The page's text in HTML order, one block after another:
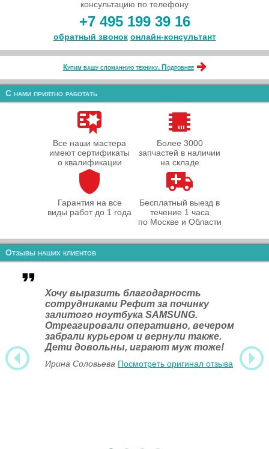
консультацию по телефону
+7 495 199 39 16
обратный звонок онлайн‑консультант
Купим вашу сломанную технику. Подробнее
С нами приятно работать
Все наши мастера
имеют сертификаты
о квалификации
Более 3000
запчастей в наличии
на складе
Гарантия на все
виды работ до 1 года
Бесплатный выезд в
течение 1 часа
по Москве и Области
Отзывы наших клиентов
Хочу выразить благодарность
сотрудниками Рефит за починку
залитого ноутбука SAMSUNG.
Отреагировали оперативно, вечером
забрали курьером и вернули также.
Дети довольны, играют муж тоже!
Ирина Соловьева Посмотреть оригинал отзыва